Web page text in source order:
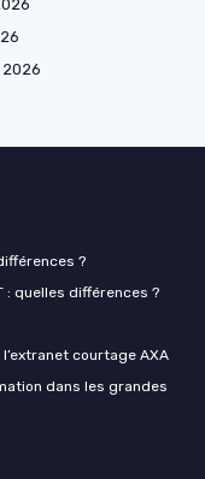
?
: quelles différences ?
courtage AXA
dans les grandes